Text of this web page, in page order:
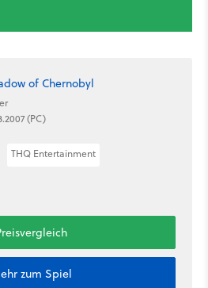
of Chernobyl
(PC)
THQ Entertainment
zum Spiel